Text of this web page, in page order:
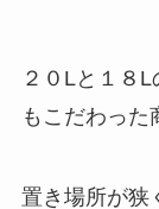
２０Lと１８
もこだわった
置き場所が狭